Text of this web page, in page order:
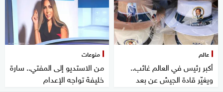
عالم
أكبر رئيس في العالم غائب..
ويغيّر قادة الجيش عن بعد
منوعات
من الاستديو إلى المفتي.. سارة
خليفة تواجه الإعدام